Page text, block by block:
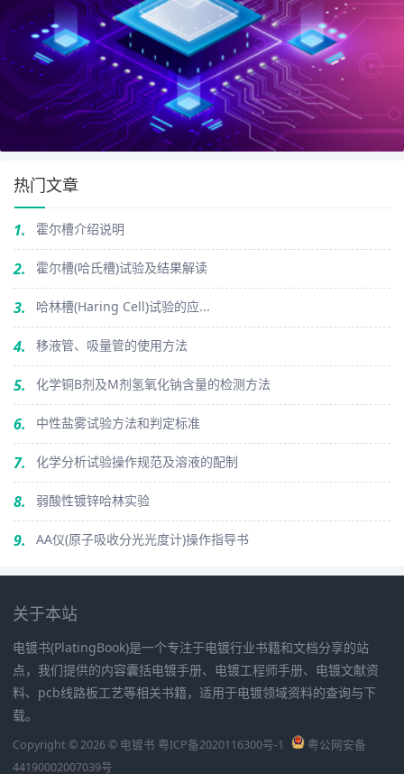
热门文章
1. 霍尔槽介绍说明
2. 霍尔槽(哈氏槽)试验及结果解读
3. 哈林槽(Haring Cell)试验的应...
4. 移液管、吸量管的使用方法
5. 化学铜B剂及M剂氢氧化钠含量的检测方法
6. 中性盐雾试验方法和判定标准
7. 化学分析试验操作规范及溶液的配制
8. 弱酸性镀锌哈林实验
9. AA仪(原子吸收分光光度计)操作指导书
关于本站
电镀书(PlatingBook)是一个专注于电镀行业书籍和文档分享的站
点，我们提供的内容囊括电镀手册、电镀工程师手册、电镀文献资
料、pcb线路板工艺等相关书籍，适用于电镀领域资料的查询与下
载。
Copyright © 2026 © 电镀书 粤ICP备2020116300号-1
粤公网安备
44190002007039号